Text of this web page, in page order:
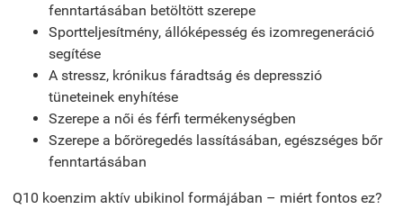
fenntartásában betöltött szerepe
Sportteljesítmény, állóképesség és izomregeneráció
segítése
A stressz, krónikus fáradtság és depresszió
tüneteinek enyhítése
Szerepe a női és férfi termékenységben
Szerepe a bőröregedés lassításában, egészséges bőr
fenntartásában
Q10 koenzim aktív ubikinol formájában – miért fontos ez?